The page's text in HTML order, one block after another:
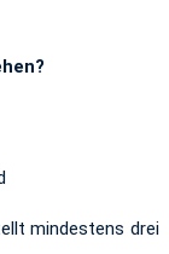
mindestens drei